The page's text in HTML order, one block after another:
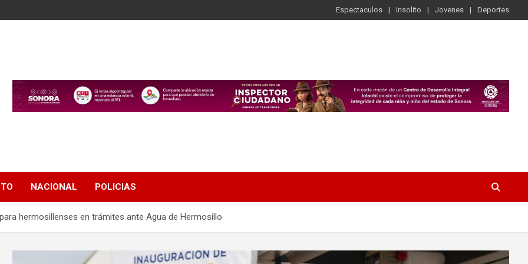
Espectaculos Insolito Jovenes Deportes
NACIONAL POLICIAS
hermosillenses en trámites ante Agua de Hermosillo